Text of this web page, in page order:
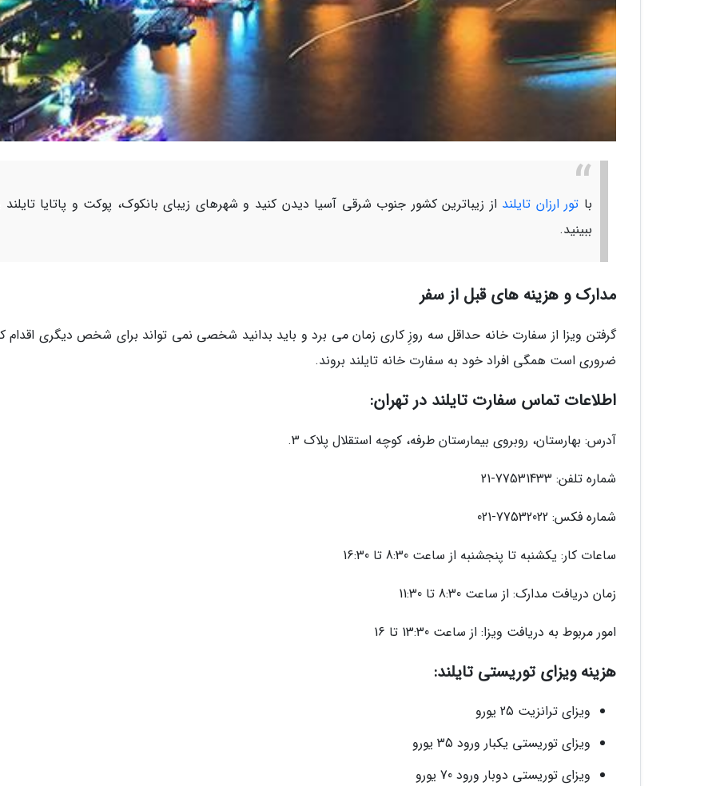
با تور ارزان تایلند از زیباترین کشور جنوب شرقی آسیا دیدن کنید و شهرهای زیبای بانکوک، پوکت و پاتایا تایلند
ببینید.
مدارک و هزینه های قبل از سفر
گرفتن ویزا از سفارت خانه حداقل سه روزِ کاری زمان می برد و باید بدانید شخصی نمی تواند برای شخص دیگری اقدام
ضروری است همگی افراد خود به سفارت خانه تایلند بروند.
اطلاعات تماس سفارت تایلند در تهران:
آدرس: بهارستان، روبروی بیمارستان طرفه، کوچه استقلال پلاک 3.
شماره تلفن: 77531433-21
شماره فکس: 77532022-021
ساعات کار: یکشنبه تا پنجشنبه از ساعت 8:30 تا 16:30
زمان دریافت مدارک: از ساعت 8:30 تا 11:30
امور مربوط به دریافت ویزا: از ساعت 13:30 تا 16
هزینه ویزای توریستی تایلند:
ویزای ترانزیت 25 یورو
ویزای توریستی یکبار ورود 35 یورو
ویزای توریستی دوبار ورود 70 یورو